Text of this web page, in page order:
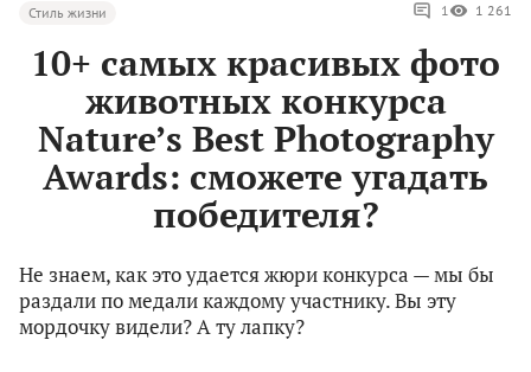
Стиль жизни 1 1 261
10+ самых красивых фото
животных конкурса
Nature’s Best Photography
Awards: сможете угадать
победителя?
Не знаем, как это удается жюри конкурса — мы бы
раздали по медали каждому участнику. Вы эту
мордочку видели? А ту лапку?